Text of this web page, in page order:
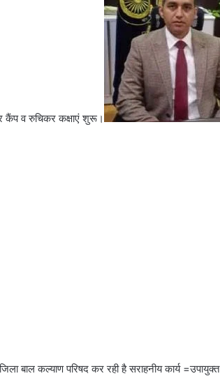
कैंप व रुचिकर कक्षाएं शुरू।
बाल कल्याण परिषद कर रही है सराहनीय कार्य =उपायुक्त